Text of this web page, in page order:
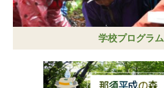
学校プログラム